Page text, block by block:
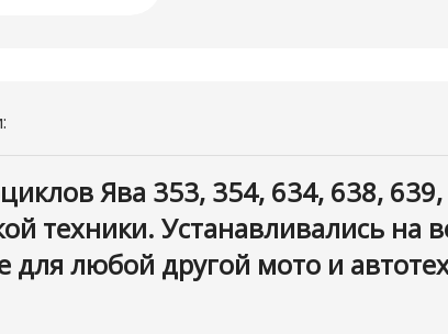
Ява 353, 354, 634, 638, 639,
техники. Устанавливались на
любой другой мото и